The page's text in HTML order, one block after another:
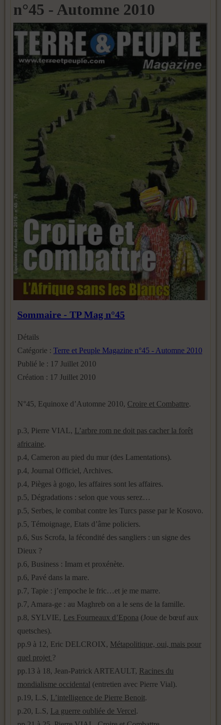
n°45 - Automne 2010
Sommaire - TP Mag n°45
Détails
Catégorie : Terre et Peuple Magazine n°45 - Automne 2010
Publié le : 17 Juillet 2010
Création : 17 Juillet 2010
N°45, Equinoxe d’Automne 2010, Croire et Combattre.
p.3, Pierre VIAL, L’arbre rom ne doit pas cacher la forêt
africaine.
p.4, Cameron au pied du mur (des Lamentations).
p.4, Journal Officiel, Archives.
p.4, Pièges à gogo, les affaires sont les affaires.
p.5, Dégradations : selon que vous serez…
p.5, Serbes, le combat contre les Turcs passe par le Kosovo.
p.5, Témoignage, Etats d’âme policiers.
p.6, Sus Scrofa, la fécondité des sangliers : un signe des
Dieux ?
p.6, Business : Imam et proxénète.
p.6, Pavé dans la mare.
p.7, Tapie : j’empoche le fric…et je me marre.
p.7, Amara-ge : au Maghreb on a le sens de la famille.
p.8, SYLVIE, Les Fourneaux d’Epona (Joue de bœuf aux
quetsches).
pp.9 à 12, Eric DELCROIX, Métapolitique, oui, mais pour
quel projet ?
pp.13 à 18, Jean-Patrick ARTEAULT, Racines du
mondialisme occidental (entretien avec Pierre Vial).
p.19, L.S, L’intelligence de Pierre Benoit.
p.20, L.S, La guerre oubliée de Vercel.